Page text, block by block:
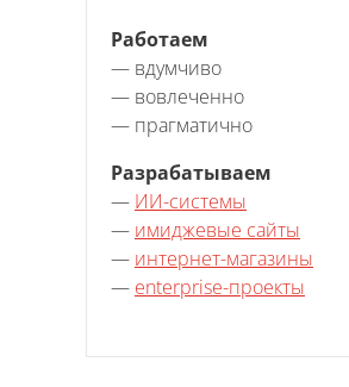
Работаем
— вдумчиво
— вовлеченно
— прагматично
Разрабатываем
— ИИ-системы
— имиджевые сайты
— интернет-магазины
— enterprise-проекты